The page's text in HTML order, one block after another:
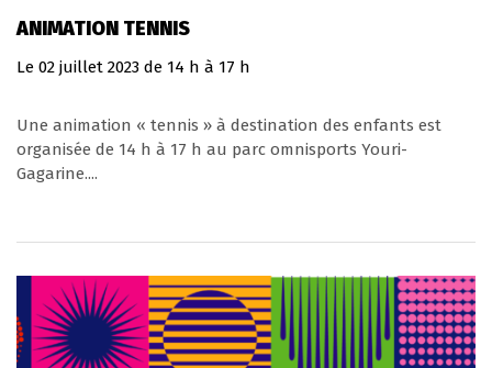
ANIMATION TENNIS
Le 02 juillet 2023 de 14 h à 17 h
Une animation « tennis » à destination des enfants est
organisée de 14 h à 17 h au parc omnisports Youri-
Gagarine....